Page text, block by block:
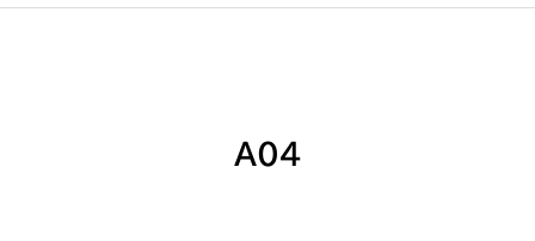
A04